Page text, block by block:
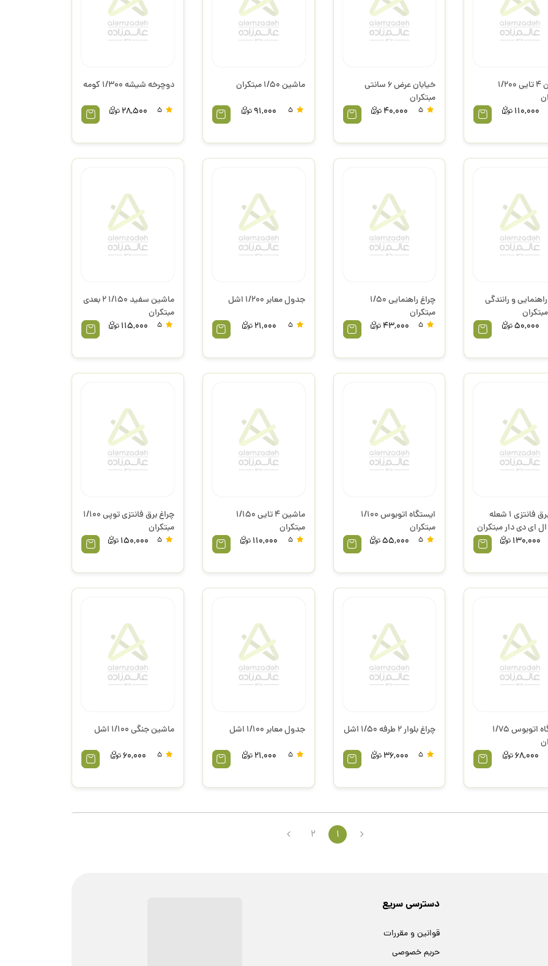
ماشین 4 تایی 1/200
110,000
خیابان عرض 6 سانتی
مبتکران
40,000
ماشین 1/50 مبتکران
5
91,000
دوچرخه شیشه 1/300 کومه
5
28,500
و رانندگی
50,000
چراغ راهنمایی 1/50
مبتکران
43,000
جدول معابر 1/200 اشل
5
21,000
ماشین سفید 1/150 2 بعدی
مبتکران
5
115,000
چراغ برق فانتزی 1 شعله
130,000
ایستگاه اتوبوس 1/100
مبتکران
55,000
ماشین 4 تایی 1/150
مبتکران
5
110,000
چراغ برق فانتزی توپی 1/100
مبتکران
5
150,000
ایستگاه اتوبوس 1/75
68,000
چراغ بلوار 2 طرفه 1/50 اشل
36,000
جدول معابر 1/100 اشل
5
21,000
ماشین جنگی 1/100 اشل
5
60,000
1
2
دسترسی سریع
قوانین و مقررات
حریم خصوصی